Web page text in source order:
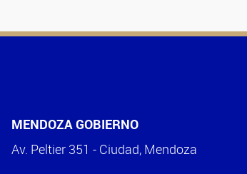
MENDOZA GOBIERNO
Av. Peltier 351 - Ciudad, Mendoza